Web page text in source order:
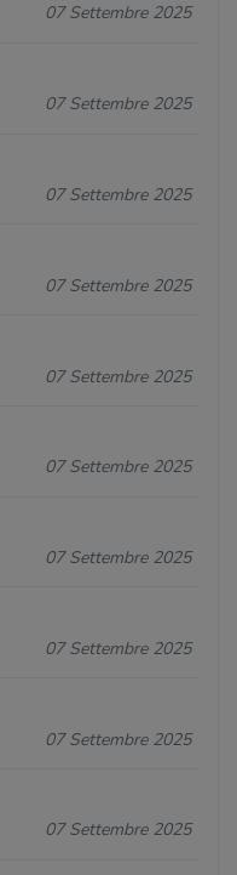
07 Settembre 2025
07 Settembre 2025
07 Settembre 2025
07 Settembre 2025
07 Settembre 2025
07 Settembre 2025
07 Settembre 2025
07 Settembre 2025
07 Settembre 2025
07 Settembre 2025